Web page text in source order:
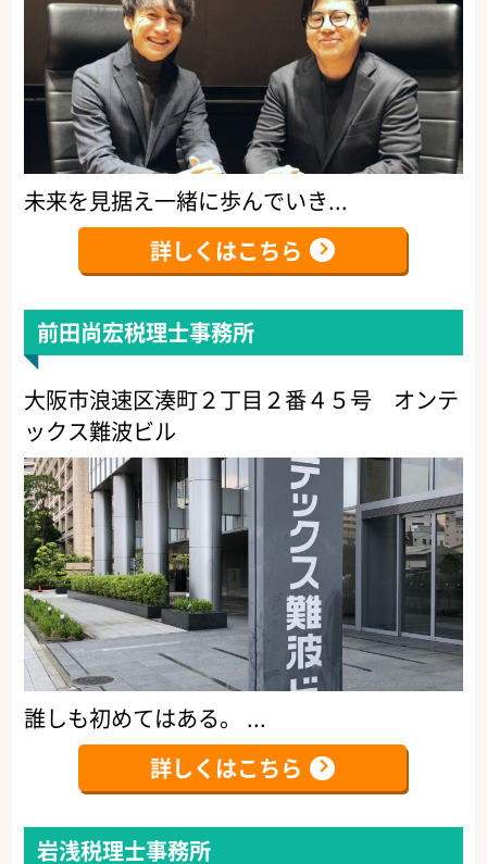
未来を見据え一緒に歩んでいき...
詳しくはこちら
前田尚宏税理士事務所
大阪市浪速区湊町２丁目２番４５号 オンテ
ックス難波ビル
誰しも初めてはある。 ...
詳しくはこちら
岩浅税理士事務所